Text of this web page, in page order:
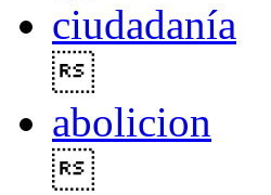
ciudadanía
abolicion